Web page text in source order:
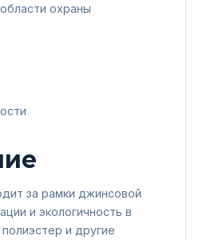
охраны
за рамки джинсовой
и экологичность в
и другие